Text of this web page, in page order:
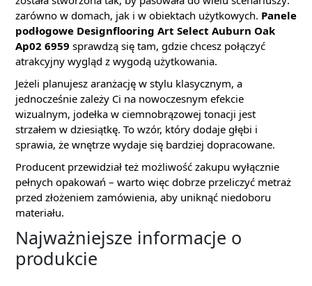
zarówno w domach, jak i w obiektach użytkowych. Panele
podłogowe Designflooring Art Select Auburn Oak
Ap02 6959 sprawdzą się tam, gdzie chcesz połączyć
atrakcyjny wygląd z wygodą użytkowania.
Jeżeli planujesz aranżację w stylu klasycznym, a
jednocześnie zależy Ci na nowoczesnym efekcie
wizualnym, jodełka w ciemnobrązowej tonacji jest
strzałem w dziesiątkę. To wzór, który dodaje głębi i
sprawia, że wnętrze wydaje się bardziej dopracowane.
Producent przewidział też możliwość zakupu wyłącznie
pełnych opakowań – warto więc dobrze przeliczyć metraż
przed złożeniem zamówienia, aby uniknąć niedoboru
materiału.
Najważniejsze informacje o
produkcie